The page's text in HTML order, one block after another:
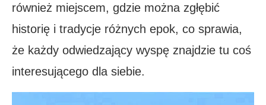
również miejscem, gdzie można zgłębić
historię i tradycje różnych epok, co sprawia,
że każdy odwiedzający wyspę znajdzie tu coś
interesującego dla siebie.